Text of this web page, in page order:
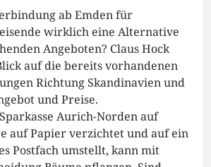
ab Emden für
wirklich eine Alternative
Angeboten? Claus Hock
auf die bereits vorhandenen
Richtung Skandinavien und
und Preise.
Aurich-Norden auf
auf Papier verzichtet und auf ein
Postfach umstellt, kann mit